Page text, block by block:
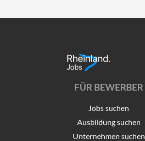
FÜR BEWERBER
Jobs suchen
Ausbildung suchen
Unternehmen suchen